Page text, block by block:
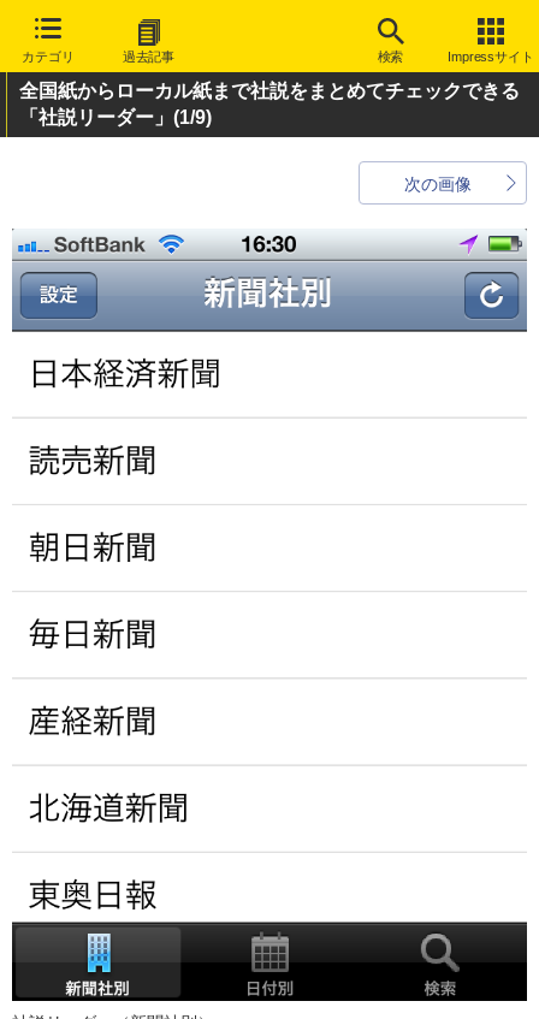
カテゴリ 過去記事 検索 Impressサイト
全国紙からローカル紙まで社説をまとめてチェックできる
「社説リーダー」 (1/9)
次の画像